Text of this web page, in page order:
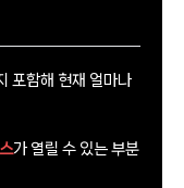
포함해 현재 얼마나
가 열릴 수 있는 부분